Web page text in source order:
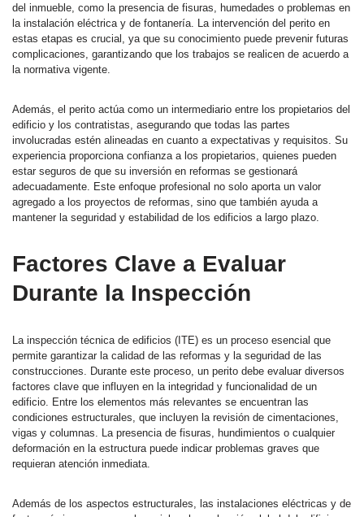
del inmueble, como la presencia de fisuras, humedades o problemas en
la instalación eléctrica y de fontanería. La intervención del perito en
estas etapas es crucial, ya que su conocimiento puede prevenir futuras
complicaciones, garantizando que los trabajos se realicen de acuerdo a
la normativa vigente.
Además, el perito actúa como un intermediario entre los propietarios del
edificio y los contratistas, asegurando que todas las partes
involucradas estén alineadas en cuanto a expectativas y requisitos. Su
experiencia proporciona confianza a los propietarios, quienes pueden
estar seguros de que su inversión en reformas se gestionará
adecuadamente. Este enfoque profesional no solo aporta un valor
agregado a los proyectos de reformas, sino que también ayuda a
mantener la seguridad y estabilidad de los edificios a largo plazo.
Factores Clave a Evaluar
Durante la Inspección
La inspección técnica de edificios (ITE) es un proceso esencial que
permite garantizar la calidad de las reformas y la seguridad de las
construcciones. Durante este proceso, un perito debe evaluar diversos
factores clave que influyen en la integridad y funcionalidad de un
edificio. Entre los elementos más relevantes se encuentran las
condiciones estructurales, que incluyen la revisión de cimentaciones,
vigas y columnas. La presencia de fisuras, hundimientos o cualquier
deformación en la estructura puede indicar problemas graves que
requieran atención inmediata.
Además de los aspectos estructurales, las instalaciones eléctricas y de